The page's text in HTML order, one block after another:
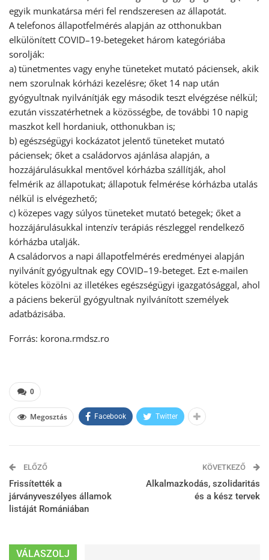
egyik munkatársa méri fel rendszeresen az állapotát.
A telefonos állapotfelmérés alapján az otthonukban
elkülönített COVID–19-betegeket három kategóriába
sorolják:
a) tünetmentes vagy enyhe tüneteket mutató páciensek, akik
nem szorulnak kórházi kezelésre; őket 14 nap után
gyógyultnak nyilvánítják egy második teszt elvégzése nélkül;
ezután visszatérhetnek a közösségbe, de további 10 napig
maszkot kell hordaniuk, otthonukban is;
b) egészségügyi kockázatot jelentő tüneteket mutató
páciensek; őket a családorvos ajánlása alapján, a
hozzájárulásukkal mentővel kórházba szállítják, ahol
felmérik az állapotukat; állapotuk felmérése kórházba utalás
nélkül is elvégezhető;
c) közepes vagy súlyos tüneteket mutató betegek; őket a
hozzájárulásukkal intenzív terápiás részleggel rendelkező
kórházba utalják.
A családorvos a napi állapotfelmérés eredményei alapján
nyilvánít gyógyultnak egy COVID–19-beteget. Ezt e-mailen
köteles közölni az illetékes egészségügyi igazgatósággal, ahol
a páciens bekerül gyógyultnak nyilvánított személyek
adatbázisába.
Forrás: korona.rmdsz.ro
0
Megosztás Facebook Twitter
ELŐZŐ
Frissítették a
járványveszélyes államok
listáját Romániában
KÖVETKEZŐ
Alkalmazkodás, szolidaritás
és a kész tervek
VÁLASZOLJ